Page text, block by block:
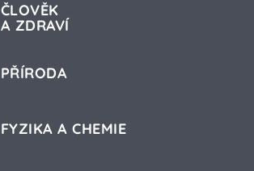
ČLOVĚK
A ZDRAVÍ
PŘÍRODA
FYZIKA A CHEMIE